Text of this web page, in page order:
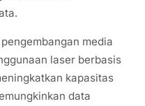
media
laser berbasis
kapasitas
data